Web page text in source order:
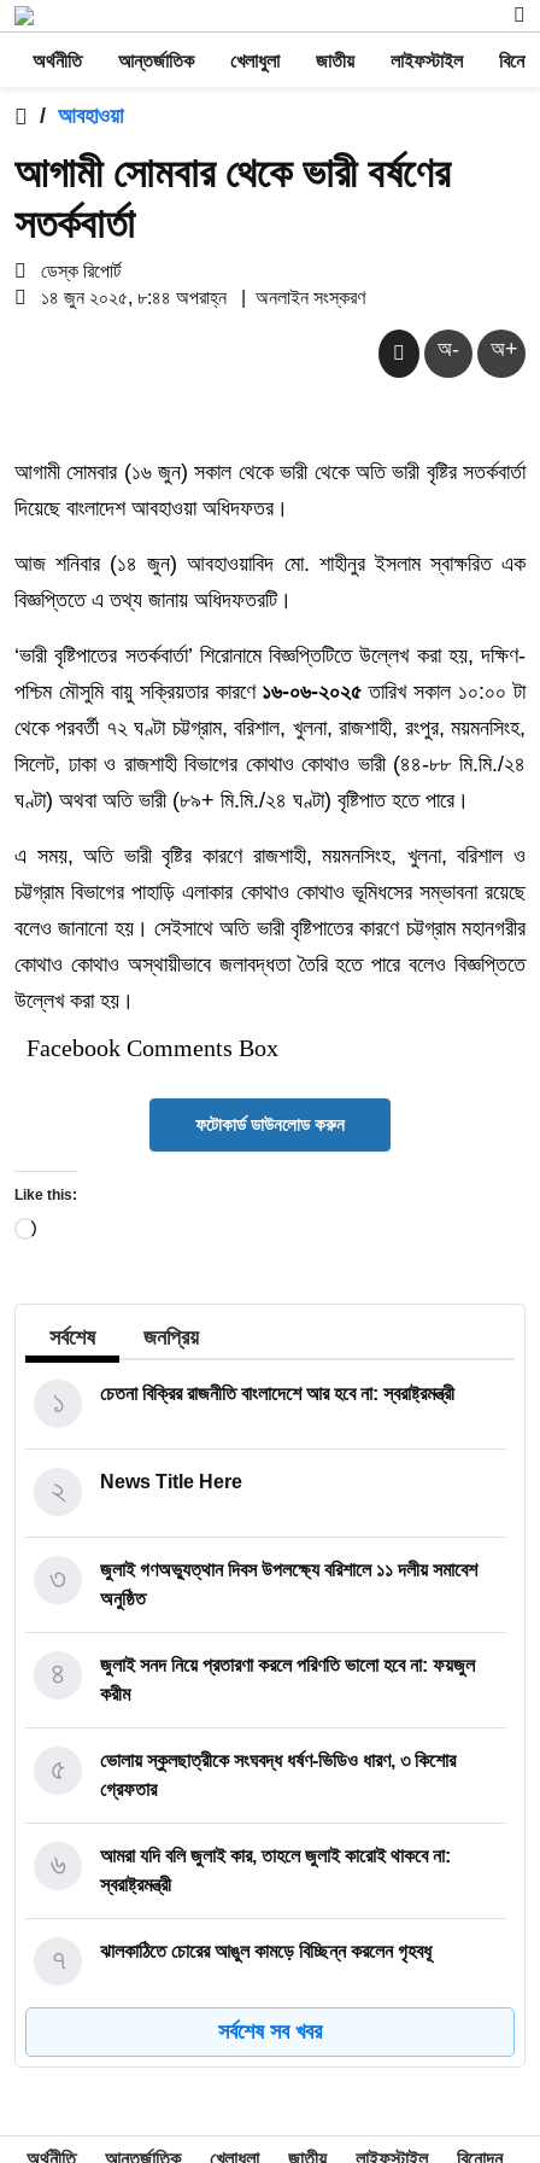
অর্থনীতি আন্তর্জাতিক খেলাধুলা জাতীয় লাইফস্টাইল
/ আবহাওয়া
আগামী সোমবার থেকে ভারী বর্ষণের
সতর্কবার্তা
ডেস্ক রিপোর্ট
১৪ জুন ২০২৫, ৮:৪৪ অপরাহ্ন
অনলাইন সংস্করণ
অ- অ+
আগামী সোমবার (১৬ জুন) সকাল থেকে ভারী থেকে অতি ভারী বৃষ্টির সতর্কবার্তা
দিয়েছে বাংলাদেশ আবহাওয়া অধিদফতর।
আজ শনিবার (১৪ জুন) আবহাওয়াবিদ মো. শাহীনুর ইসলাম স্বাক্ষরিত এক
বিজ্ঞপ্তিতে এ তথ্য জানায় অধিদফতরটি।
‘ভারী বৃষ্টিপাতের সতর্কবার্তা’ শিরোনামে বিজ্ঞপ্তিটিতে উল্লেখ করা হয়, দক্ষিণ-
পশ্চিম মৌসুমি বায়ু সক্রিয়তার কারণে ১৬-০৬-২০২৫ তারিখ সকাল ১০:০০ টা
থেকে পরবর্তী ৭২ ঘণ্টা চট্টগ্রাম, বরিশাল, খুলনা, রাজশাহী, রংপুর, ময়মনসিংহ,
সিলেট, ঢাকা ও রাজশাহী বিভাগের কোথাও কোথাও ভারী (৪৪-৮৮ মি.মি./২৪
ঘণ্টা) অথবা অতি ভারী (৮৯+ মি.মি./২৪ ঘণ্টা) বৃষ্টিপাত হতে পারে।
এ সময়, অতি ভারী বৃষ্টির কারণে রাজশাহী, ময়মনসিংহ, খুলনা, বরিশাল ও
চট্টগ্রাম বিভাগের পাহাড়ি এলাকার কোথাও কোথাও ভূমিধসের সম্ভাবনা রয়েছে
বলেও জানানো হয়। সেইসাথে অতি ভারী বৃষ্টিপাতের কারণে চট্টগ্রাম মহানগরীর
কোথাও কোথাও অস্থায়ীভাবে জলাবদ্ধতা তৈরি হতে পারে বলেও বিজ্ঞপ্তিতে
উল্লেখ করা হয়।
Facebook Comments Box
ফটোকার্ড ডাউনলোড করুন
Like this:
Loading…
সর্বশেষ জনপ্রিয়
চেতনা বিক্রির রাজনীতি বাংলাদেশে আর হবে না: স্বরাষ্ট্রমন্ত্রী
১
News Title Here
২
জুলাই গণঅভ্যুত্থান দিবস উপলক্ষ্যে বরিশালে ১১ দলীয় সমাবেশ
অনুষ্ঠিত
৩
জুলাই সনদ নিয়ে প্রতারণা করলে পরিণতি ভালো হবে না: ফয়জুল
করীম
৪
ভোলায় স্কুলছাত্রীকে সংঘবদ্ধ ধর্ষণ-ভিডিও ধারণ, ৩ কিশোর
গ্রেফতার
৫
আমরা যদি বলি জুলাই কার, তাহলে জুলাই কারোই থাকবে না:
স্বরাষ্ট্রমন্ত্রী
৬
ঝালকাঠিতে চোরের আঙুল কামড়ে বিচ্ছিন্ন করলেন গৃহবধূ
৭
ছাত্রকে দিয়ে এইচএসসির খাতা মূল্যায়নের অভিযাগে শিক্ষক বরখাস্ত
৮
৯
সর্বশেষ সব খবর
অর্থনীতি আন্তর্জাতিক খেলাধুলা জাতীয় লাইফস্টাইল বিনোদন